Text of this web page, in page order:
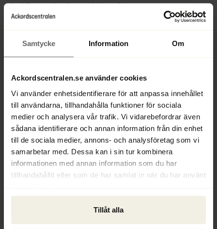
Samtycke Information Om
Ackordscentralen.se använder cookies
Vi använder enhetsidentifierare för att anpassa innehållet
till användarna, tillhandahålla funktioner för sociala
medier och analysera vår trafik. Vi vidarebefordrar även
sådana identifierare och annan information från din enhet
till de sociala medier, annons- och analysföretag som vi
samarbetar med. Dessa kan i sin tur kombinera
informationen med annan information som du har
tillhandahållit eller som de har samlat in när du har använt
Tillåt alla
bekämpar konkursrelaterad
brottslighet.
I det framtagna dokumentet påpekar
man att näringsförbud är ett viktigt
brottslighet och för att förhindra
oseriösa aktörer att agera inom ramen
för näringsverksamhet.
Informationsskriftens syfte är att ge
framför allt konkursförvaltare fördjupade
kunskaper om näringsförbud och
därigenom öka möjligheterna att i
konkursärenden identifiera sådana
personer som kan komma i fråga för ett
Personer som kan komma i fråga för ett